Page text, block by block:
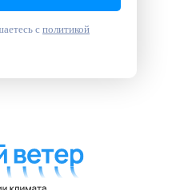
с политикой